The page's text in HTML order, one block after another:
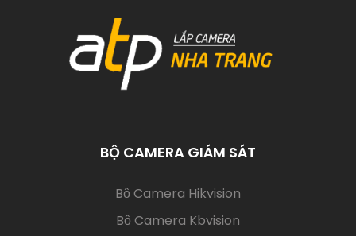
BỘ CAMERA GIÁM SÁT
Bộ Camera Hikvision
Bộ Camera Kbvision